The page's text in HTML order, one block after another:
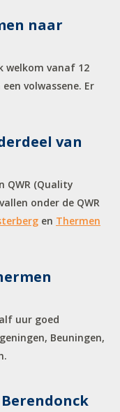
naar
welkom vanaf 12
volwassene. Er
van
QWR (Quality
onder de QWR
en Thermen
uur goed
Beuningen,